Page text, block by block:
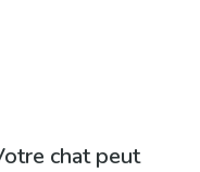
chat peut